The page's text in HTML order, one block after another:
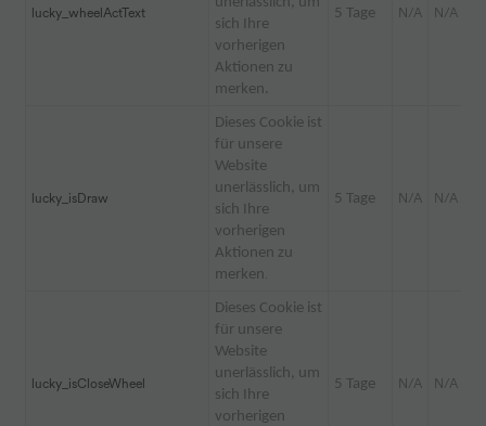
lucky_wheelActText
sich Ihre
vorherigen
Aktionen zu
merken.
5 Tage N/A N/A
lucky_isDraw
Dieses Cookie ist
für unsere
Website
unerlässlich, um
sich Ihre
vorherigen
Aktionen zu
merken.
5 Tage N/A N/A
lucky_isCloseWheel
Dieses Cookie ist
für unsere
Website
unerlässlich, um
sich Ihre
vorherigen
5 Tage N/A N/A